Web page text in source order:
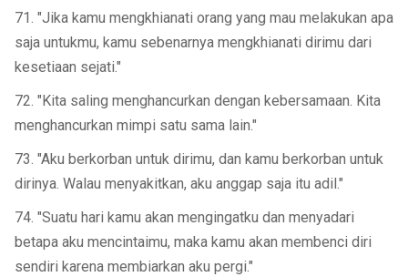
71. "Jika kamu mengkhianati orang yang mau melakukan apa
saja untukmu, kamu sebenarnya mengkhianati dirimu dari
kesetiaan sejati."
72. "Kita saling menghancurkan dengan kebersamaan. Kita
menghancurkan mimpi satu sama lain."
73. "Aku berkorban untuk dirimu, dan kamu berkorban untuk
dirinya. Walau menyakitkan, aku anggap saja itu adil."
74. "Suatu hari kamu akan mengingatku dan menyadari
betapa aku mencintaimu, maka kamu akan membenci diri
sendiri karena membiarkan aku pergi."